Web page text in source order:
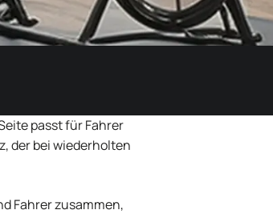
passt für Fahrer
der bei wiederholten
Fahrer zusammen,